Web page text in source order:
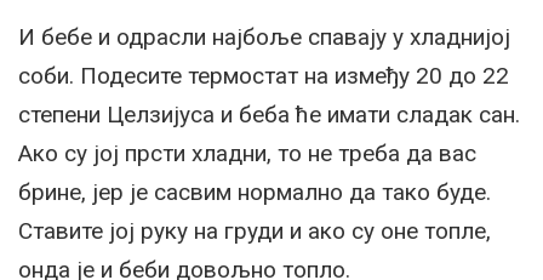
И бебе и одрасли најбоље спавају у хладнијој
соби. Подесите термостат на између 20 до 22
степени Целзијуса и беба ће имати сладак сан.
Ако су јој прсти хладни, то не треба да вас
брине, јер је сасвим нормално да тако буде.
Ставите јој руку на груди и ако су оне топле,
онда је и беби довољно топло.